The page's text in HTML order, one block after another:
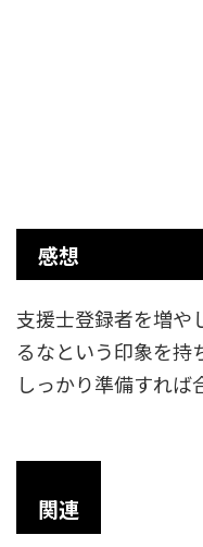
感想
支援士登録者を増や
るなという印象を持
しっかり準備すれば
関連